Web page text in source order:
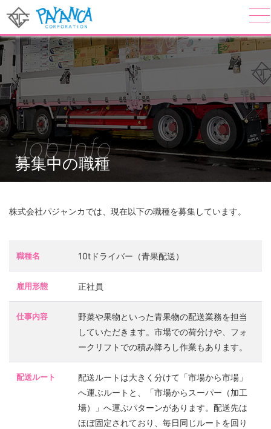
Job Info
募集中の職種
株式会社パジャンカでは、現在以下の職種を募集しています。
職種名 10tドライバー（青果配送）
雇用形態 正社員
仕事内容
野菜や果物といった青果物の配送業務を担当
していただきます。市場での荷分けや、フォ
ークリフトでの積み降ろし作業もあります。
配送ルート
配送ルートは大きく分けて「市場から市場」
へ運ぶルートと、「市場からスーパー（加工
場）」へ運ぶパターンがあります。配送先は
ほぼ固定されており、毎日同じルートを回り